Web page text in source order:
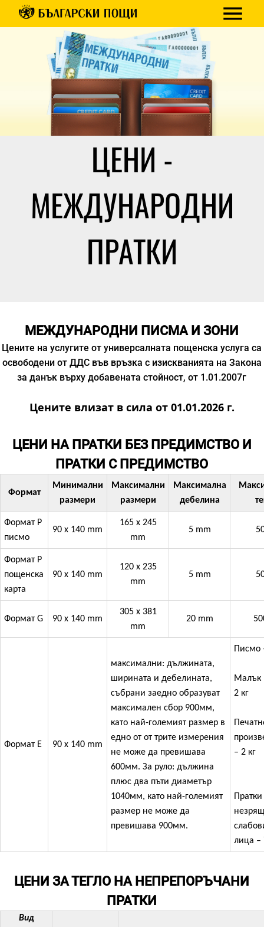
ЦЕНИ -
МЕЖДУНАРОДНИ
ПРАТКИ
МЕЖДУНАРОДНИ ПИСМА И ЗОНИ
Цените на услугите от универсалната пощенска услуга са
освободени от ДДС във връзка с изискванията на Закона
за данък върху добавената стойност, от 1.01.2007г
Цените влизат в сила от 01.01.2026 г.
ЦЕНИ НА ПРАТКИ БЕЗ ПРЕДИМСТВО И
ПРАТКИ С ПРЕДИМСТВО
Формат
Минимални
размери
Максимални
размери
Максимална
дебелина
Формат P
писмо
90 х 140 mm
165 x 245
mm
5 mm
Формат P
пощенска
карта
90 х 140 mm
120 x 235
mm
5 mm
Формат G 90 х 140 mm
305 x 381
mm
20 mm
Формат Е 90 х 140 mm
максимални: дължината,
ширината и дебелината,
събрани заедно образуват
максимален сбор 900мм,
като най-големият размер в
едно от от трите измерения
не може да превишава
600мм. За руло: дължина
плюс два пъти диаметър
1040мм, като най-големият
размер не може да
превишава 900мм.
Писмо
Малък
2 кг
– 2 кг
Пратки
лица –
ЦЕНИ ЗА ТЕГЛО НА НЕПРЕПОРЪЧАНИ
ПРАТКИ
Вид